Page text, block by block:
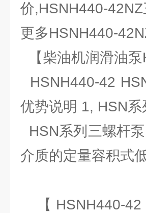
价,HSNH440-
更多HSNH440-
【柴油机润滑油
HSNH440-42
优势说明 1, HSN
HSN系列三螺杆
介质的定量容积式
【HSNH440-